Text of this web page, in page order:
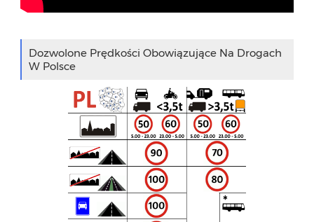
Dozwolone Prędkości Obowiązujące Na Drogach
W Polsce